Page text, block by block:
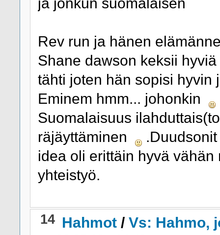
Rev run ja hänen
Shane dawson keksii
tähti joten hän sopisi hyvin
Eminem hmm... johonkin
Suomalaisuus
räjäyttäminen
.Duudsonit
idea oli erittäin hyvä
yhteistyö.
14 Hahmot /Vs: Hahmo,